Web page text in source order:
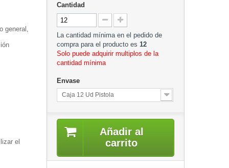
general,
el
Cantidad
La cantidad mínima en el pedido de
compra para el producto es 12
Solo puede adquirir multiplos de la
cantidad mínima
Envase
Caja 12 Ud Pistola
Añadir al
carrito